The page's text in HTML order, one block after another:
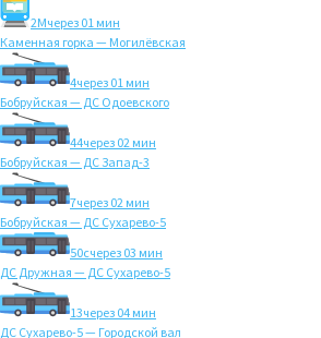
2Mчерез 01 мин
Каменная горка — Могилёвская
4через 01 мин
Бобруйская — ДС Одоевского
44через 02 мин
Бобруйская — ДС Запад-3
7через 02 мин
Бобруйская — ДС Сухарево-5
50счерез 03 мин
ДС Дружная — ДС Сухарево-5
13через 04 мин
ДС Сухарево-5 — Городской вал